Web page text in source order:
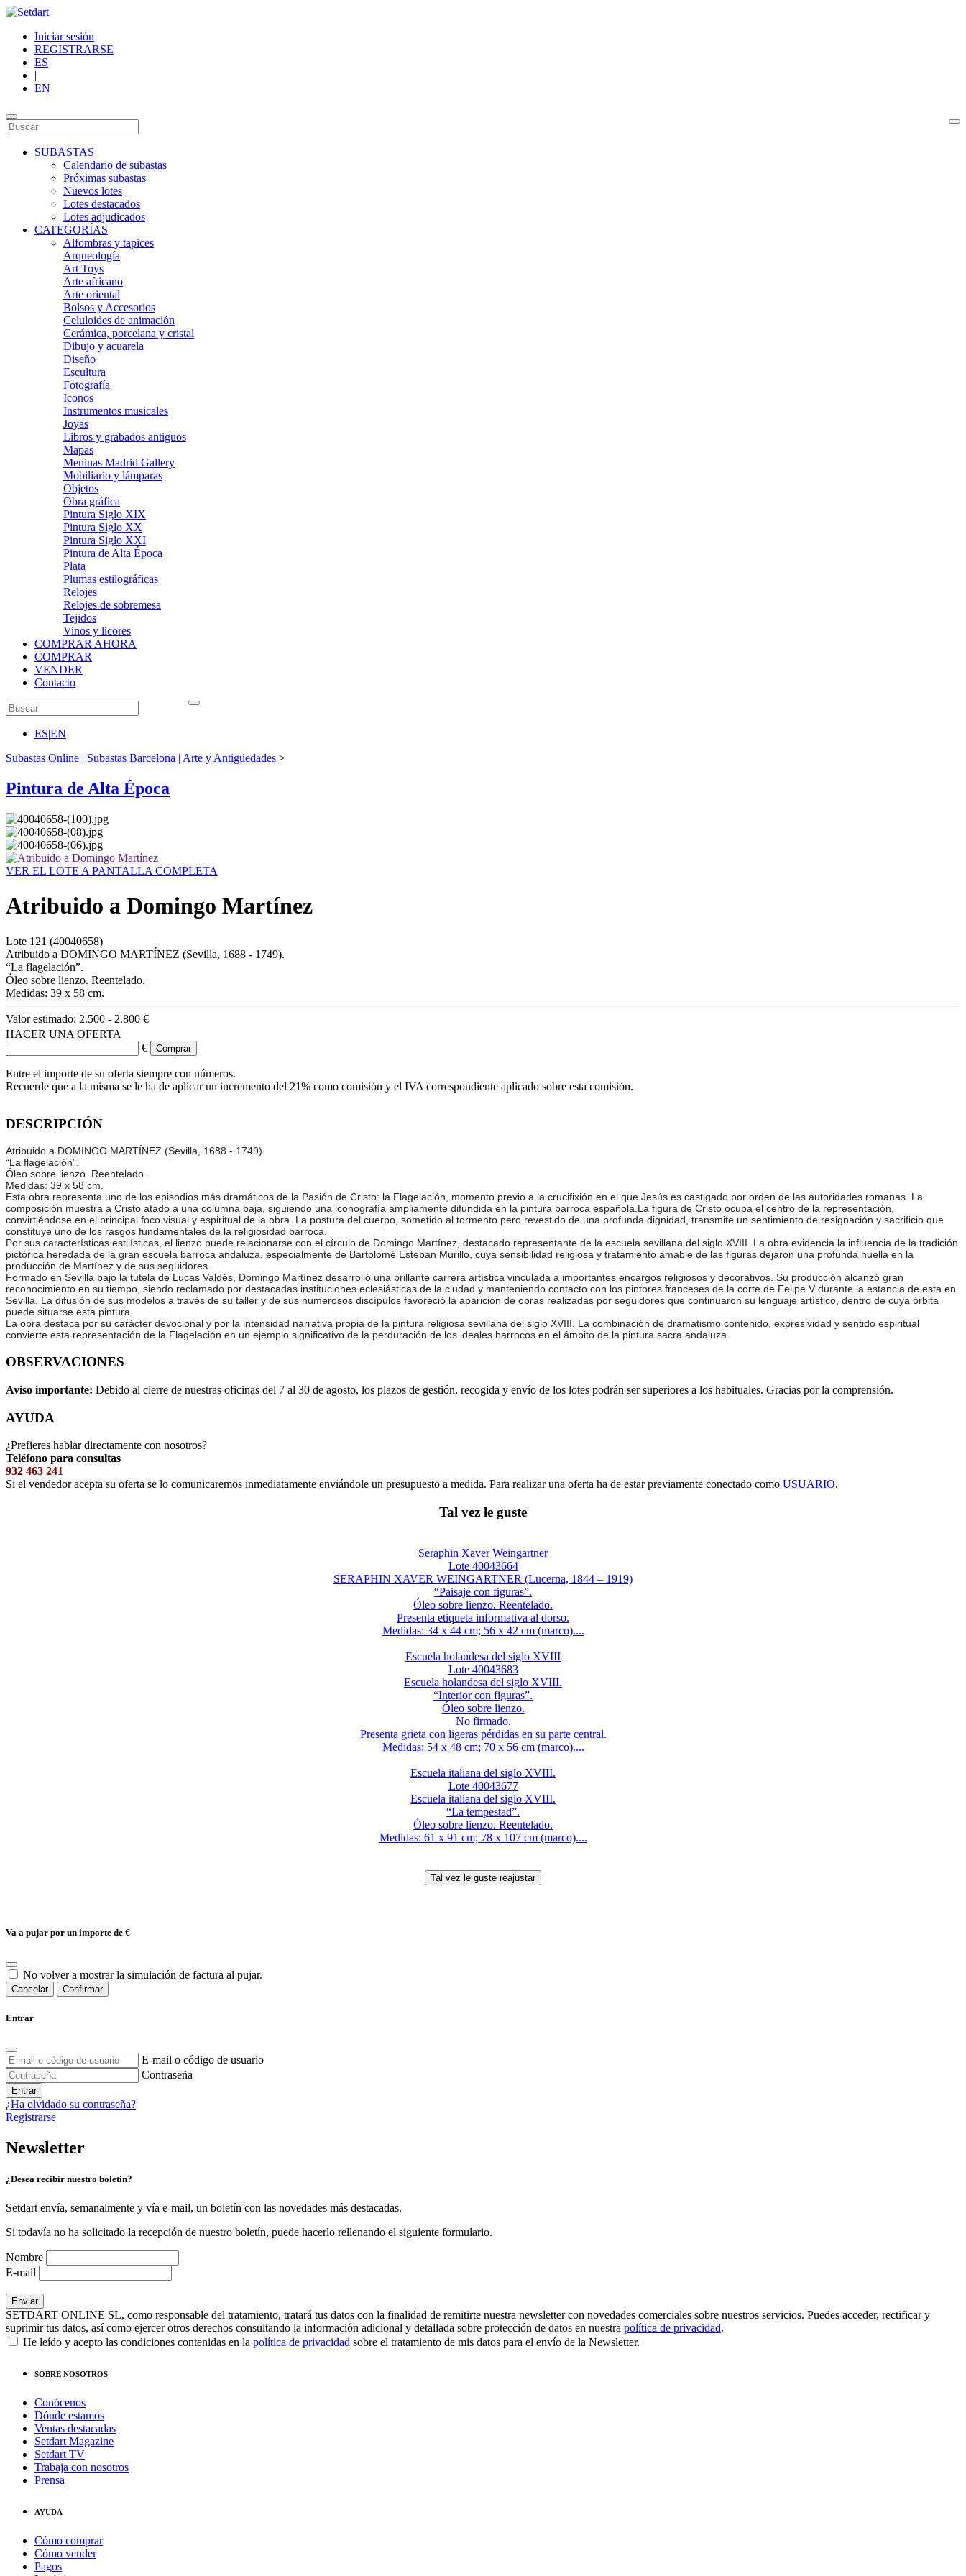
Iniciar sesión
REGISTRARSE
ES
|
EN
SUBASTAS
Calendario de subastas
Próximas subastas
Nuevos lotes
Lotes destacados
Lotes adjudicados
CATEGORÍAS
Alfombras y tapices
Arqueología
Art Toys
Arte africano
Arte oriental
Bolsos y Accesorios
Celuloides de animación
Cerámica, porcelana y cristal
Dibujo y acuarela
Diseño
Escultura
Fotografía
Iconos
Instrumentos musicales
Joyas
Libros y grabados antiguos
Mapas
Meninas Madrid Gallery
Mobiliario y lámparas
Objetos
Obra gráfica
Pintura Siglo XIX
Pintura Siglo XX
Pintura Siglo XXI
Pintura de Alta Época
Plata
Plumas estilográficas
Relojes
Relojes de sobremesa
Tejidos
Vinos y licores
COMPRAR AHORA
COMPRAR
VENDER
Contacto
ES|EN
Subastas Online | Subastas Barcelona | Arte y Antigüedades >
Pintura de Alta Época
VER EL LOTE A PANTALLA COMPLETA
Atribuido a Domingo Martínez
Lote 121 (40040658)
Atribuido a DOMINGO MARTÍNEZ (Sevilla, 1688 - 1749).
“La flagelación”.
Óleo sobre lienzo. Reentelado.
Medidas: 39 x 58 cm.
Valor estimado: 2.500 - 2.800 €
HACER UNA OFERTA
€
Entre el importe de su oferta siempre con números.
Recuerde que a la misma se le ha de aplicar un incremento del 21% como comisión y el IVA correspondiente aplicado sobre esta comisión.
DESCRIPCIÓN
Atribuido a DOMINGO MARTÍNEZ (Sevilla, 1688 - 1749).
“La flagelación”.
Óleo sobre lienzo. Reentelado.
Medidas: 39 x 58 cm.
Esta obra representa uno de los episodios más dramáticos de la Pasión de Cristo: la Flagelación, momento previo a la crucifixión en el que Jesús es castigado por orden de las autoridades romanas. La
composición muestra a Cristo atado a una columna baja, siguiendo una iconografía ampliamente difundida en la pintura barroca española.La figura de Cristo ocupa el centro de la representación,
convirtiéndose en el principal foco visual y espiritual de la obra. La postura del cuerpo, sometido al tormento pero revestido de una profunda dignidad, transmite un sentimiento de resignación y sacrificio que
constituye uno de los rasgos fundamentales de la religiosidad barroca.
Por sus características estilísticas, el lienzo puede relacionarse con el círculo de Domingo Martínez, destacado representante de la escuela sevillana del siglo XVIII. La obra evidencia la influencia de la tradición
pictórica heredada de la gran escuela barroca andaluza, especialmente de Bartolomé Esteban Murillo, cuya sensibilidad religiosa y tratamiento amable de las figuras dejaron una profunda huella en la
producción de Martínez y de sus seguidores.
Formado en Sevilla bajo la tutela de Lucas Valdés, Domingo Martínez desarrolló una brillante carrera artística vinculada a importantes encargos religiosos y decorativos. Su producción alcanzó gran
reconocimiento en su tiempo, siendo reclamado por destacadas instituciones eclesiásticas de la ciudad y manteniendo contacto con los pintores franceses de la corte de Felipe V durante la estancia de esta en
Sevilla. La difusión de sus modelos a través de su taller y de sus numerosos discípulos favoreció la aparición de obras realizadas por seguidores que continuaron su lenguaje artístico, dentro de cuya órbita
puede situarse esta pintura.
La obra destaca por su carácter devocional y por la intensidad narrativa propia de la pintura religiosa sevillana del siglo XVIII. La combinación de dramatismo contenido, expresividad y sentido espiritual
convierte esta representación de la Flagelación en un ejemplo significativo de la perduración de los ideales barrocos en el ámbito de la pintura sacra andaluza.
OBSERVACIONES
Aviso importante: Debido al cierre de nuestras oficinas del 7 al 30 de agosto, los plazos de gestión, recogida y envío de los lotes podrán ser superiores a los habituales. Gracias por la comprensión.
AYUDA
¿Prefieres hablar directamente con nosotros?
Teléfono para consultas
932 463 241
Si el vendedor acepta su oferta se lo comunicaremos inmediatamente enviándole un presupuesto a medida. Para realizar una oferta ha de estar previamente conectado como USUARIO.
Tal vez le guste
Seraphin Xaver Weingartner
Lote 40043664
SERAPHIN XAVER WEINGARTNER (Lucerna, 1844 – 1919)
“Paisaje con figuras”.
Óleo sobre lienzo. Reentelado.
Presenta etiqueta informativa al dorso.
Medidas: 34 x 44 cm; 56 x 42 cm (marco)....
Escuela holandesa del siglo XVIII
Lote 40043683
Escuela holandesa del siglo XVIII.
“Interior con figuras”.
Óleo sobre lienzo.
No firmado.
Presenta grieta con ligeras pérdidas en su parte central.
Medidas: 54 x 48 cm; 70 x 56 cm (marco)....
Escuela italiana del siglo XVIII.
Lote 40043677
Escuela italiana del siglo XVIII.
“La tempestad”.
Óleo sobre lienzo. Reentelado.
Medidas: 61 x 91 cm; 78 x 107 cm (marco)....
Va a pujar por un importe de €
No volver a mostrar la simulación de factura al pujar.
Cancelar Confirmar
Entrar
E-mail o código de usuario
Contraseña
Entrar
¿Ha olvidado su contraseña?
Registrarse
Newsletter
¿Desea recibir nuestro boletín?
Setdart envía, semanalmente y vía e-mail, un boletín con las novedades más destacadas.
Si todavía no ha solicitado la recepción de nuestro boletín, puede hacerlo rellenando el siguiente formulario.
Nombre
E-mail
SETDART ONLINE SL, como responsable del tratamiento, tratará tus datos con la finalidad de remitirte nuestra newsletter con novedades comerciales sobre nuestros servicios. Puedes acceder, rectificar y
suprimir tus datos, así como ejercer otros derechos consultando la información adicional y detallada sobre protección de datos en nuestra política de privacidad.
He leído y acepto las condiciones contenidas en la política de privacidad sobre el tratamiento de mis datos para el envío de la Newsletter.
SOBRE NOSOTROS
Conócenos
Dónde estamos
Ventas destacadas
Setdart Magazine
Setdart TV
Trabaja con nosotros
Prensa
AYUDA
Cómo comprar
Cómo vender
Pagos